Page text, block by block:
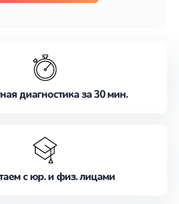
диагностика за 30 мин.
с юр. и физ. лицами